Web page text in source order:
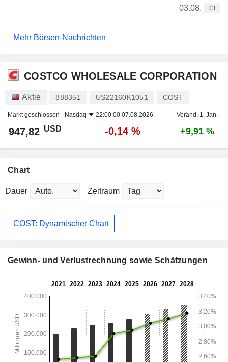
03.08.
CI
Mehr Börsen-Nachrichten
COSTCO WHOLESALE CORPORATION
Aktie 888351 US22160K1051 COST
Markt geschlossen - Nasdaq 22:00:00 07.08.2026 Veränd. 1. Jan.
947,82 USD -0,14 % +9,91 %
Chart
Dauer Zeitraum
COST: Dynamischer Chart
Gewinn- und Verlustrechnung sowie Schätzungen